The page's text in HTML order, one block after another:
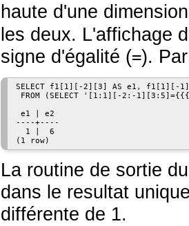
haute d'une
les deux. L'affichage
signe d'égalité (=).
SELECT f1[1][-2][3] AS e1, f1[1][-
FROM (SELECT '[1:1][-2:-
e1 | e2
----+----
  1 |  6
La routine de sortie
dans le resultat
différente de 1.